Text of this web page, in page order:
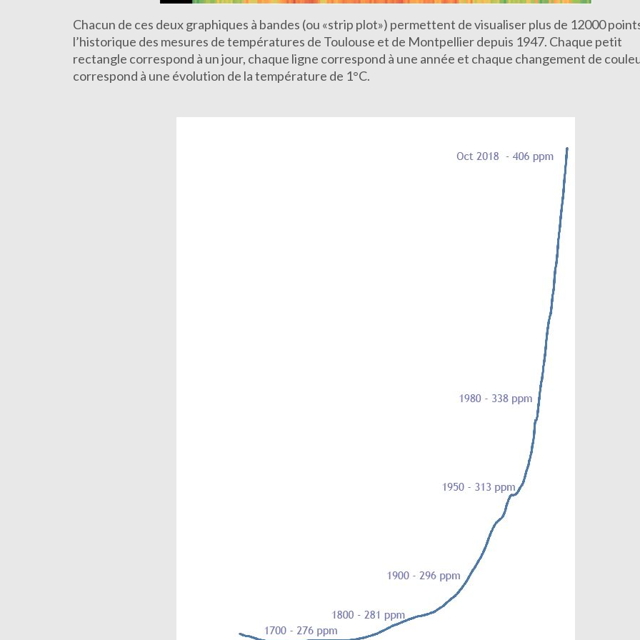
Chacun de ces deux graphiques à bandes (ou «strip plot») permettent de visualiser plus de 12000
l’historique des mesures de températures de Toulouse et de Montpellier depuis 1947. Chaque petit
rectangle correspond à un jour, chaque ligne correspond à une année et chaque changement de
correspond à une évolution de la température de 1°C.